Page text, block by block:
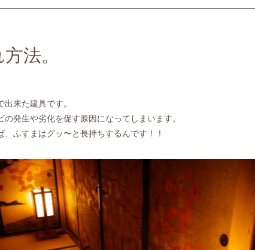
法。
来た建具です。
発生や劣化を促す原因になってしまいます。
、ふすまはグッ〜と長持ちするんです！！